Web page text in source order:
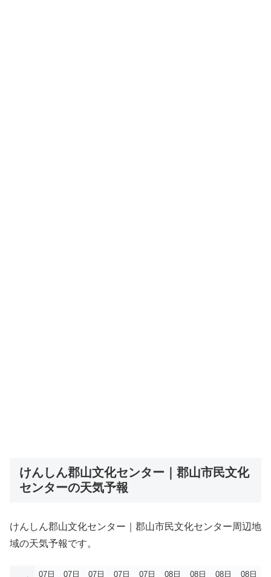
けんしん郡山文化センター｜郡山市民文化
センターの天気予報
けんしん郡山文化センター｜郡山市民文化センター周辺地
域の天気予報です。
07日 07日 07日 07日 07日 08日 08日 08日 08日